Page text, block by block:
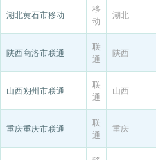
湖北黄石市移动
移
动
湖北
陕西商洛市联通
联
通
陕西
山西朔州市联通
联
通
山西
重庆重庆市联通
联
通
重庆